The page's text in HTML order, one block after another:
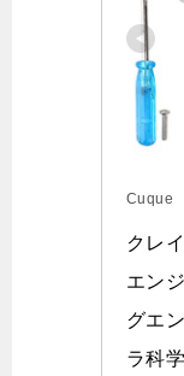
Cuque
クレ
エン
グエ
ラ科